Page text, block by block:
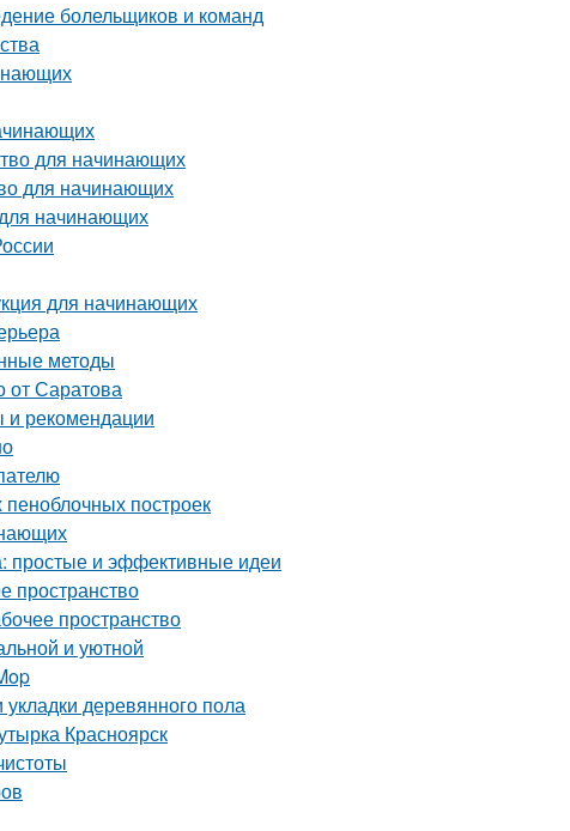
болельщиков и команд
для начинающих
для начинающих
начинающих
для начинающих
методы
от Саратова
и рекомендации
построек
простые и эффективные идеи
пространство
пространство
и уютной
деревянного пола
Красноярск